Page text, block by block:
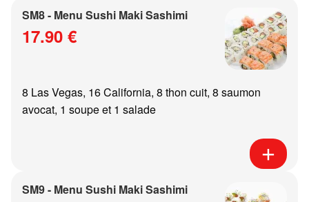
SM8 - Menu Sushi Maki Sashimi
17.90 €
8 Las Vegas, 16 California, 8 thon cuit, 8 saumon
avocat, 1 soupe et 1 salade
SM9 - Menu Sushi Maki Sashimi